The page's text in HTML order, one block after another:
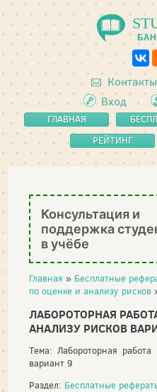
Контакты
Вход
ГЛАВНАЯ
РЕЙТИНГ
Консультация и
поддержка
в учёбе
Главная » Бесплатные
по оценке и анализу рисков
ЛАБОРОТОРНАЯ
АНАЛИЗУ РИСКОВ
Тема: Лабороторная
вариант 9
Раздел: Бесплатные